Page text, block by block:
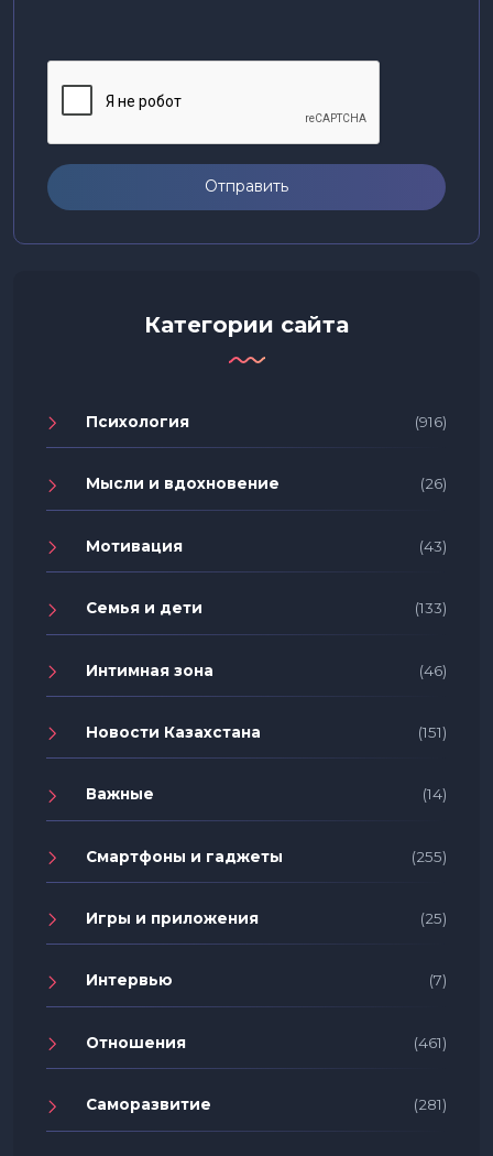
Отправить
Категории сайта
Психология (916)
Мысли и вдохновение (26)
Мотивация (43)
Семья и дети (133)
Интимная зона (46)
Новости Казахстана (151)
Важные (14)
Смартфоны и гаджеты (255)
Игры и приложения (25)
Интервью (7)
Отношения (461)
Саморазвитие (281)